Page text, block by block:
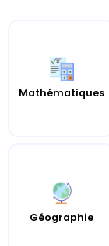
Mathématiques
Géographie